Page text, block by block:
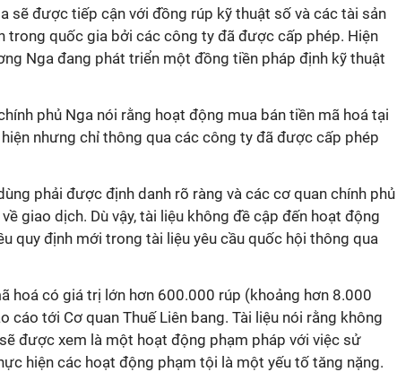
sẽ được tiếp cận với đồng rúp kỹ thuật số và các tài sản
trong quốc gia bởi các công ty đã được cấp phép. Hiện
Nga đang phát triển một đồng tiền pháp định kỹ thuật
phủ Nga nói rằng hoạt động mua bán tiền mã hoá tại
nhưng chỉ thông qua các công ty đã được cấp phép
phải được định danh rõ ràng và các cơ quan chính phủ
giao dịch. Dù vậy, tài liệu không đề cập đến hoạt động
quy định mới trong tài liệu yêu cầu quốc hội thông qua
hoá có giá trị lớn hơn 600.000 rúp (khoảng hơn 8.000
cáo tới Cơ quan Thuế Liên bang. Tài liệu nói rằng không
được xem là một hoạt động phạm pháp với việc sử
hiện các hoạt động phạm tội là một yếu tố tăng nặng.